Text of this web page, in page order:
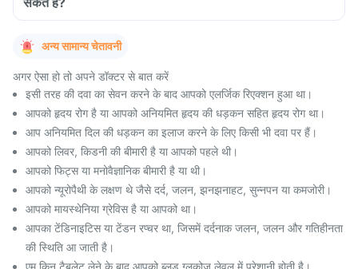
अन्य सामान्य चेतावनी
अगर ऐसा हो तो अपने डॉक्टर से बात करें
इसी तरह की दवा का सेवन करने के बाद आपको एलर्जिक रिएक्शन हुआ था।
आपको हृदय रोग है या आपको अनियमित हृदय की धड़कन सहित हृदय रोग था।
आप अनियमित दिल की धड़कन का इलाज करने के लिए किसी भी दवा पर हैं।
आपको लिवर, किडनी की बीमारी है या आपको पहले थी।
आपको फिट्स या मनोवैज्ञानिक बीमारी है या थी।
आपको न्यूरोपैथी के लक्षण थे जैसे दर्द, जलन, झनझनाहट, सुन्नपन या कमजोरी।
आपको मायस्थेनिया ग्रेविस है या आपको था।
आपका टेंडिनाइटिस या टेंडन रप्चर था, जिसमें दर्दनाक जलन, जलन और गतिहीनता
की स्थिति आ जाती है।
एम किन टैबलेट लेने के बाद आपको ब्लड ग्लूकोज लेवल में परेशानी होती है।